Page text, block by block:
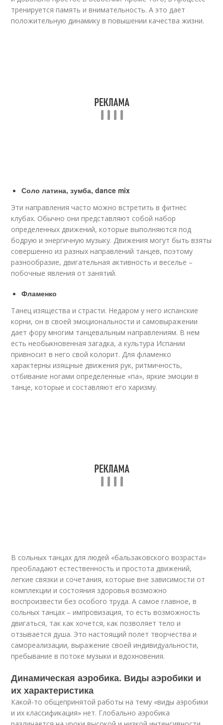
тренируется память и внимательность. А это дает
положительную динамику в повышении качества жизни.
Соло латина, зумба, dance mix
Эти направления часто можно встретить в фитнес
клубах. Обычно они представляют собой набор
определенных движений, которые выполняются под
бодрую и энергичную музыку. Движения могут быть взяты
совершенно из разных направлений танцев, поэтому
разнообразие, двигательная активность и веселье –
побочные явления от занятий.
Фламенко
Танец изящества и страсти. Недаром у него испанские
корни, он в своей эмоциональности и самовыражении
дает фору многим танцевальным направлениям. В нем
есть необыкновенная загадка, а культура Испании
привносит в него свой колорит. Для фламенко
характерны изящные движения рук, ритмичность,
отбивание ногами определенные «па», яркие эмоции в
танце, которые и составляют его харизму.
В сольных танцах для людей «бальзаковского возраста»
преобладают естественность и простота движений,
легкие связки и сочетания, которые вне зависимости от
комплекции и состояния здоровья возможно
воспроизвести без особого труда. А самое главное, в
сольных танцах – импровизация, то есть возможность
двигаться, так как хочется, как позволяет тело и
отзывается душа. Это настоящий полет творчества и
самореализации, выражение своей индивидуальности,
пребывание в потоке музыки и вдохновения.
Динамическая аэробика. Виды аэробики и
их характеристика
Какой-то общепринятой работы на тему «виды аэробики
и их классификация» нет. Глобально аэробика